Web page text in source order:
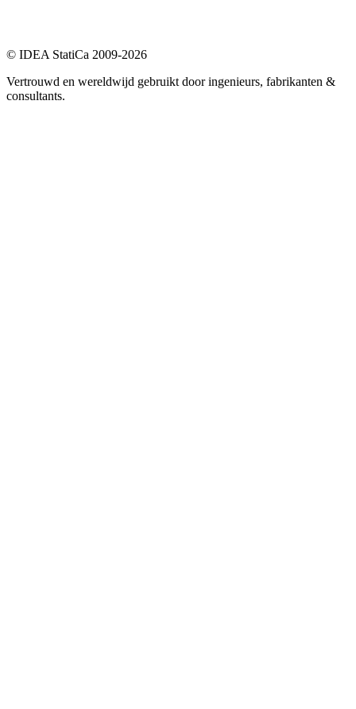
© IDEA StatiCa 2009-2026
Vertrouwd en wereldwijd gebruikt door ingenieurs, fabrikanten &
consultants.